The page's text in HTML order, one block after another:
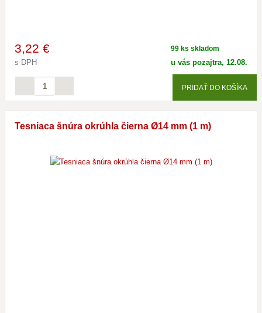
3,22 €
s DPH
99 ks skladom
u vás pozajtra, 12.08.
PRIDAŤ DO KOŠÍKA
Tesniaca šnúra okrúhla čierna Ø14 mm (1 m)